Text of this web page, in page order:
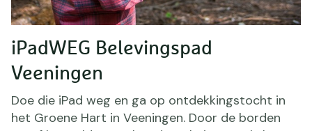
iPadWEG Belevingspad
Veeningen
Doe die iPad weg en ga op ontdekkingstocht in
het Groene Hart in Veeningen. Door de borden